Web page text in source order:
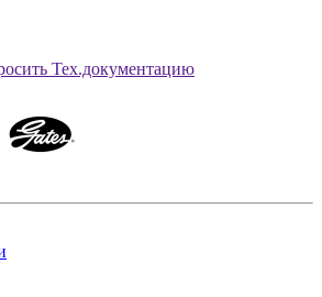
Тех.документацию